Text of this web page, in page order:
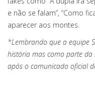
e não se falam”, “Como
aparecer aos montes.
*Lembrando que a equipe
história mas como parte da
após o comunicado oficial